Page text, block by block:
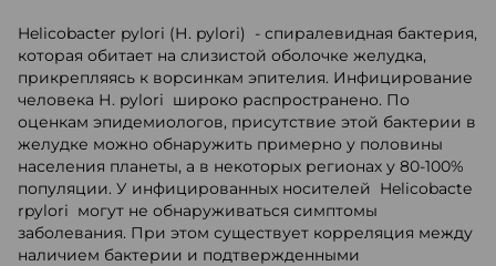
Helicobacter pylori (Н. pylori) - спиралевидная бактерия,
которая обитает на слизистой оболочке желудка,
прикрепляясь к ворсинкам эпителия. Инфицирование
человека Н. pylori широко распространено. По
оценкам эпидемиологов, присутствие этой бактерии в
желудке можно обнаружить примерно у половины
населения планеты, а в некоторых регионах у 80-100%
популяции. У инфицированных носителей Helicobacte
rpylori могут не обнаруживаться симптомы
заболевания. При этом существует корреляция между
наличием бактерии и подтвержденными